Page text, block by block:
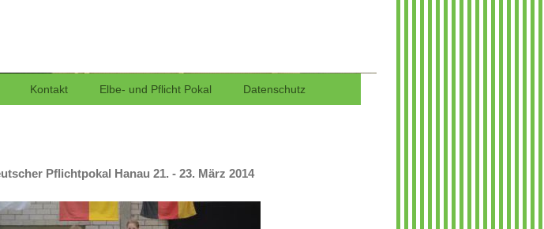
Kontakt Elbe- und Pflicht Pokal Datenschutz
Rollsport in Wedel
Pflichtpokal Hanau 21. - 23. März 2014